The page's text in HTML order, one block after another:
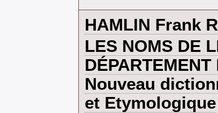
‎HAMLIN Frank
‎LES NOMS DE
Nouveau
et Etymologique‎